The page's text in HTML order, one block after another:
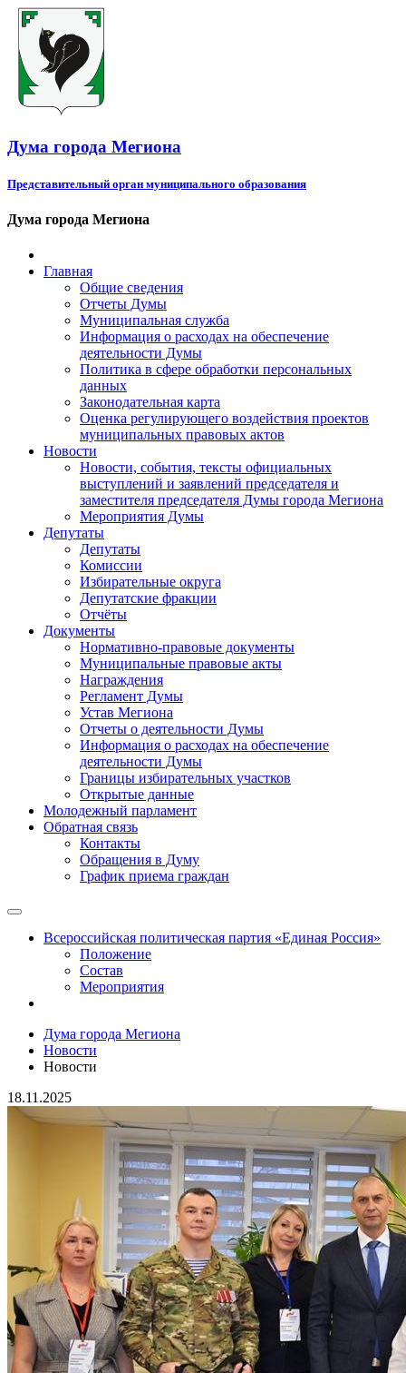
Дума города Мегиона
Представительный орган муниципального образования
Дума города Мегиона
Главная
Общие сведения
Отчеты Думы
Муниципальная служба
Информация о расходах на обеспечение
деятельности Думы
Политика в сфере обработки персональных
данных
Законодательная карта
Оценка регулирующего воздействия проектов
муниципальных правовых актов
Новости
Новости, события, тексты официальных
выступлений и заявлений председателя и
заместителя председателя Думы города Мегиона
Мероприятия Думы
Депутаты
Депутаты
Комиссии
Избирательные округа
Депутатские фракции
Отчёты
Документы
Нормативно-правовые документы
Муниципальные правовые акты
Награждения
Регламент Думы
Устав Мегиона
Отчеты о деятельности Думы
Информация о расходах на обеспечение
деятельности Думы
Границы избирательных участков
Открытые данные
Молодежный парламент
Обратная связь
Контакты
Обращения в Думу
График приема граждан
Всероссийская политическая партия «Единая Россия»
Положение
Состав
Мероприятия
Дума города Мегиона
Новости
Новости
18.11.2025